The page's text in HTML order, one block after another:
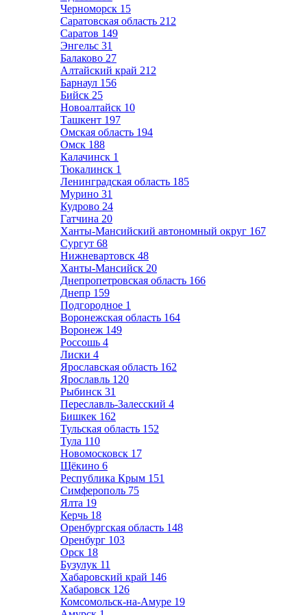
Черноморск 15
Саратовская область 212
Саратов 149
Энгельс 31
Балаково 27
Алтайский край 212
Барнаул 156
Бийск 25
Новоалтайск 10
Ташкент 197
Омская область 194
Омск 188
Калачинск 1
Тюкалинск 1
Ленинградская область 185
Мурино 31
Кудрово 24
Гатчина 20
Ханты-Мансийский автономный округ 167
Сургут 68
Нижневартовск 48
Ханты-Мансийск 20
Днепропетровская область 166
Днепр 159
Подгородное 1
Воронежская область 164
Воронеж 149
Россошь 4
Лиски 4
Ярославская область 162
Ярославль 120
Рыбинск 31
Переславль-Залесский 4
Бишкек 162
Тульская область 152
Тула 110
Новомосковск 17
Щёкино 6
Республика Крым 151
Симферополь 75
Ялта 19
Керчь 18
Оренбургская область 148
Оренбург 103
Орск 18
Бузулук 11
Хабаровский край 146
Хабаровск 126
Комсомольск-на-Амуре 19